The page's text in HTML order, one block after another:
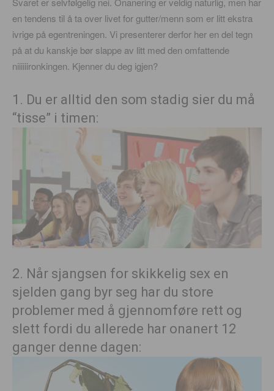
en tendens til å ta over livet for gutter/menn som er litt ekstra
ivrige på egentreningen. Vi presenterer derfor her en del tegn
på at du kanskje bør slappe av litt med den omfattende
niiiiiironkingen. Kjenner du deg igjen?
1. Du er alltid den som stadig sier du må
“tisse” i timen:
2. Når sjangsen for skikkelig sex en
sjelden gang byr seg har du store
problemer med å gjennomføre rett og
slett fordi du allerede har onanert 12
ganger denne dagen: